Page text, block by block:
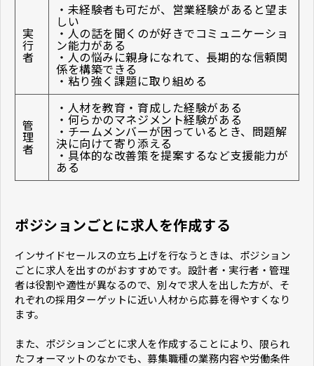
実
行
者
・未経験者も可だが、営業経験があると望ま
しい
・人の話を聞くのが好きでコミュニケーショ
ン能力がある
・人の悩みに親身になれて、長期的な信頼関
係を構築できる
・粘り強く課題に取り組める
管
理
者
・人材を教育・育成した経験がある
・何らかのマネジメント経験がある
・チームメンバーが困っているとき、問題解
決に向けて寄り添える
・具体的な改善策を提案するなど支援能力が
ある
ポジションごとに求人を作成する
インサイドセールスの立ち上げを行なうときは、ポジション
ごとに求人を出すのがおすすめです。設計者・実行者・管理
者は役割や適性が異なるので、別々で求人を出した方が、そ
れぞれの採用ターゲットに近い人材から応募を得やすくなり
ます。
また、ポジションごとに求人を作成することにより、限られ
たフォーマットのなかでも、募集職種の業務内容や労働条件